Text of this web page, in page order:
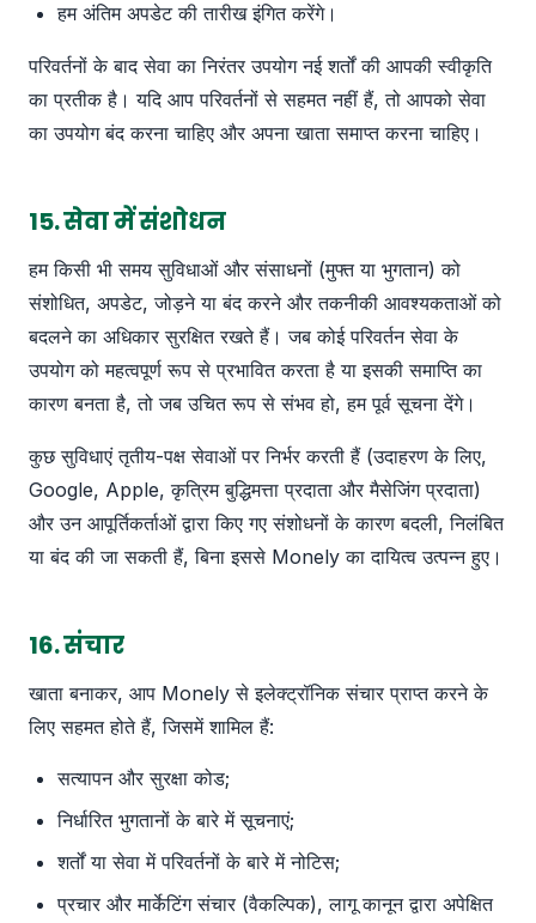
हम अंतिम अपडेट की तारीख इंगित करेंगे।
परिवर्तनों के बाद सेवा का निरंतर उपयोग नई शर्तों की आपकी स्वीकृति
का प्रतीक है। यदि आप परिवर्तनों से सहमत नहीं हैं, तो आपको सेवा
का उपयोग बंद करना चाहिए और अपना खाता समाप्त करना चाहिए।
15. सेवा में संशोधन
हम किसी भी समय सुविधाओं और संसाधनों (मुफ्त या भुगतान) को
संशोधित, अपडेट, जोड़ने या बंद करने और तकनीकी आवश्यकताओं को
बदलने का अधिकार सुरक्षित रखते हैं। जब कोई परिवर्तन सेवा के
उपयोग को महत्वपूर्ण रूप से प्रभावित करता है या इसकी समाप्ति का
कारण बनता है, तो जब उचित रूप से संभव हो, हम पूर्व सूचना देंगे।
कुछ सुविधाएं तृतीय-पक्ष सेवाओं पर निर्भर करती हैं (उदाहरण के लिए,
Google, Apple, कृत्रिम बुद्धिमत्ता प्रदाता और मैसेजिंग प्रदाता)
और उन आपूर्तिकर्ताओं द्वारा किए गए संशोधनों के कारण बदली, निलंबित
या बंद की जा सकती हैं, बिना इससे Monely का दायित्व उत्पन्न हुए।
16. संचार
खाता बनाकर, आप Monely से इलेक्ट्रॉनिक संचार प्राप्त करने के
लिए सहमत होते हैं, जिसमें शामिल हैं:
सत्यापन और सुरक्षा कोड;
निर्धारित भुगतानों के बारे में सूचनाएं;
शर्तों या सेवा में परिवर्तनों के बारे में नोटिस;
प्रचार और मार्केटिंग संचार (वैकल्पिक), लागू कानून द्वारा अपेक्षित